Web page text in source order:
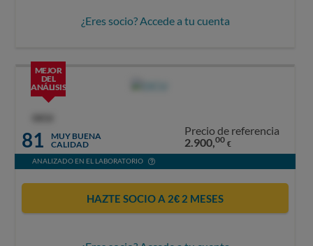
¿Eres socio? Accede a tu cuenta
MEJOR
DEL
ANÁLISIS
81
MUY BUENA
CALIDAD
Precio de referencia
2.900,00 €
ANALIZADO EN EL LABORATORIO
HAZTE SOCIO A 2€ 2 MESES